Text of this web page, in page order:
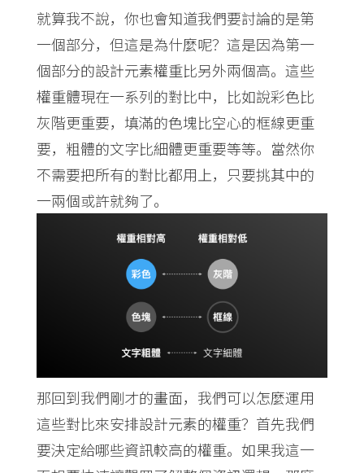
就算我不說，你也會知道我們要討論的是第
一個部分，但這是為什麼呢？這是因為第一
個部分的設計元素權重比另外兩個高。這些
權重體現在一系列的對比中，比如說彩色比
灰階更重要，填滿的色塊比空心的框線更重
要，粗體的文字比細體更重要等等。當然你
不需要把所有的對比都用上，只要挑其中的
一兩個或許就夠了。
那回到我們剛才的畫面，我們可以怎麼運用
這些對比來安排設計元素的權重？首先我們
要決定給哪些資訊較高的權重。如果我這一